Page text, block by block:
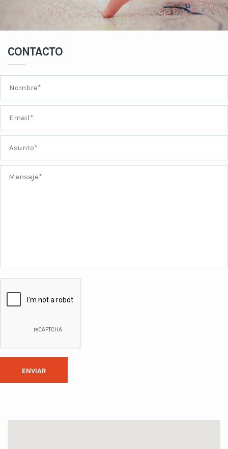
CONTACTO